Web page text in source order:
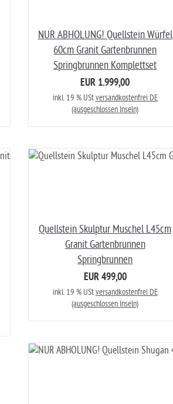
NUR ABHOLUNG! Quellstein Würfel
60cm Granit Gartenbrunnen
Springbrunnen Komplettset
EUR 1.999,00
inkl. 19 % UStversandkostenfrei DE
(ausgeschlossen Inseln)
Quellstein Skulptur Muschel L45cm
Granit Gartenbrunnen
Springbrunnen
EUR 499,00
inkl. 19 % UStversandkostenfrei DE
(ausgeschlossen Inseln)